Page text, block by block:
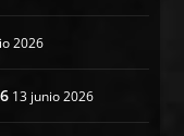
2026
13 junio 2026